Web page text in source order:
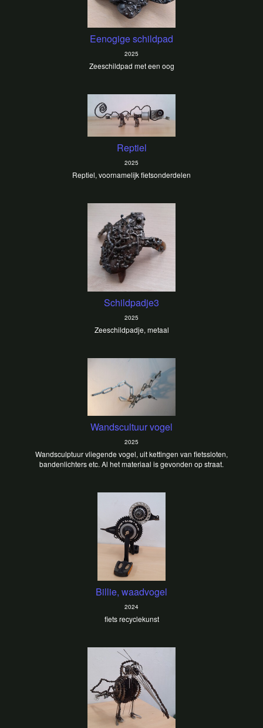
Eenogige schildpad
2025
Zeeschildpad met een oog
Reptiel
2025
Reptiel, voornamelijk fietsonderdelen
Schildpadje3
2025
Zeeschildpadje, metaal
Wandscultuur vogel
2025
Wandsculptuur vliegende vogel, uit kettingen van fietssloten,
bandenlichters etc. Al het materiaal is gevonden op straat.
Billie, waadvogel
2024
fiets recyclekunst